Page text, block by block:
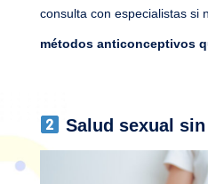
consulta con especialistas si
métodos anticonceptivos
Salud sexual